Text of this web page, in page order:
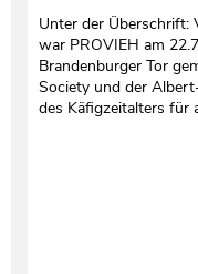
Unter der Überschrift:
war PROVIEH am
Brandenburger Tor
Society und der
des Käfigzeitalters für